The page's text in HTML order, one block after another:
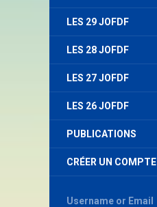
LES 29 JOFDF
LES 28 JOFDF
LES 27 JOFDF
LES 26 JOFDF
PUBLICATIONS
CRÉER UN COMPTE
Username or Email